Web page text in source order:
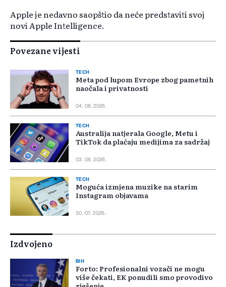
Apple je nedavno saopštio da neće predstaviti svoj
novi Apple Intelligence.
Povezane vijesti
TECH
Meta pod lupom Evrope zbog pametnih
naočala i privatnosti
04. 08. 2026.
TECH
Australija natjerala Google, Metu i
TikTok da plaćaju medijima za sadržaj
03. 08. 2026.
TECH
Moguća izmjena muzike na starim
Instagram objavama
30. 07. 2026.
Izdvojeno
BIH
Forto: Profesionalni vozači ne mogu
više čekati, EK ponudili smo provodivo